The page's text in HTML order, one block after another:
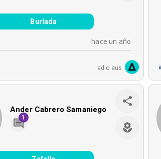
Burlada
hace un año
adio.eus
Ander Cabrero Samaniego
1